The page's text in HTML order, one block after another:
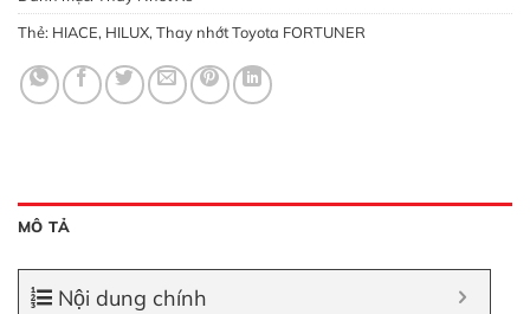
Thẻ: HIACE, HILUX, Thay nhớt Toyota FORTUNER
MÔ TẢ
Nội dung chính